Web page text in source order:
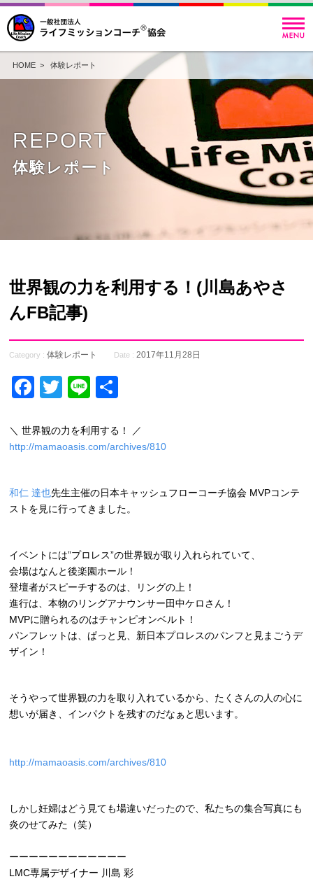
HOME> 体験レポート
REPORT
体験レポート
世界観の力を利用する！(川島あやさ
んFB記事)
Category :体験レポート Date : 2017年11月28日
Facebook
Twitter
Line
＼ 世界観の力を利用する！ ／
http://mamaoasis.com/archives/810
和仁 達也先生主催の日本キャッシュフローコーチ協会 MVPコンテ
ストを見に行ってきました。
イベントには”プロレス”の世界観が取り入れられていて、
会場はなんと後楽園ホール！
登壇者がスピーチするのは、リングの上！
進行は、本物のリングアナウンサー田中ケロさん！
MVPに贈られるのはチャンピオンベルト！
パンフレットは、ぱっと見、新日本プロレスのパンフと見まごうデ
ザイン！
そうやって世界観の力を取り入れているから、たくさんの人の心に
想いが届き、インパクトを残すのだなぁと思います。
http://mamaoasis.com/archives/810
しかし妊婦はどう見ても場違いだったので、私たちの集合写真にも
炎のせてみた（笑）
ーーーーーーーーーーーー
LMC専属デザイナー 川島 彩